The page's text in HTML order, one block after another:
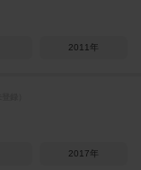
2011年
2017年